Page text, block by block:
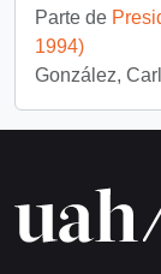
Parte de
1994)
González,